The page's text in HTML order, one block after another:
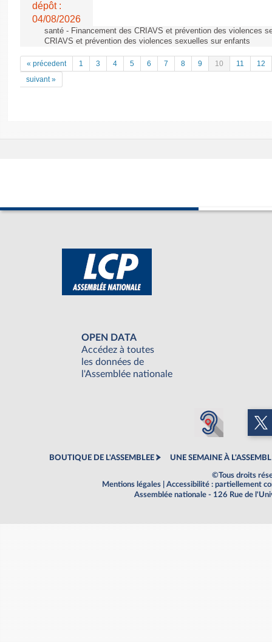
dépôt :
04/08/2026
santé - Financement des CRIAVS et prévention des violences
CRIAVS et prévention des violences sexuelles sur enfants
« précedent 1 3 4 5 6 7 8 9 10 11
12
suivant »
OPEN DATA
Accédez à toutes
les données de
l'Assemblée nationale
BOUTIQUE DE L'ASSEMBLEE UNE SEMAINE À
©Tous droits
Mentions légales
Accessibilité : partiellement
Assemblée nationale - 126 Rue de